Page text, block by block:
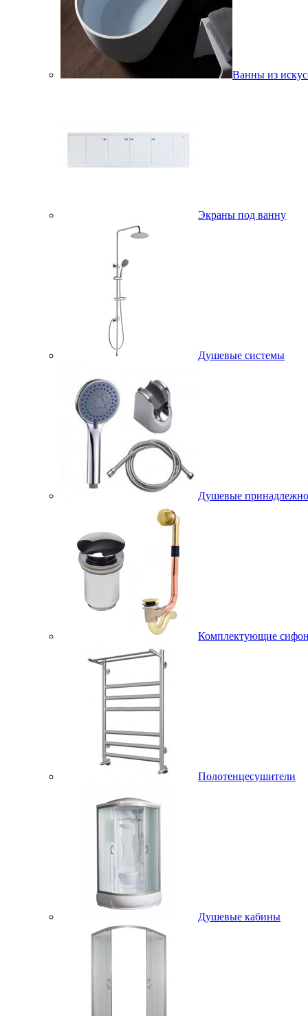
Ванны из
Экраны под ванну
Душевые системы
Душевые
Комплектующие
Полотенцесушители
Душевые кабины